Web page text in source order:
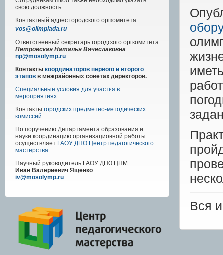
свою должность.
Контактный адрес городского оргкомитета
vos@olimpiada.ru
Ответственный секретарь городского оргкомитета
Петровская Наталья Вячеславовна
np@mosolymp.ru
Контакты координаторов первого и второго
этапов в межрайонных советах директоров.
Специальные условия для участия в
мероприятиях
Контакты городских предметно-методических
комиссий.
По поручению Департамента образования и
науки координацию организационной работы
осуществляет ГАОУ ДПО Центр педагогического
мастерства.
Научный руководитель ГАОУ ДПО ЦПМ
Иван Валериевич Ященко
iv@mosolymp.ru
Вся